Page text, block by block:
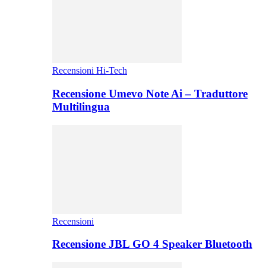
Recensioni Hi-Tech
Recensione Umevo Note Ai – Traduttore
Multilingua
Recensioni
Recensione JBL GO 4 Speaker Bluetooth